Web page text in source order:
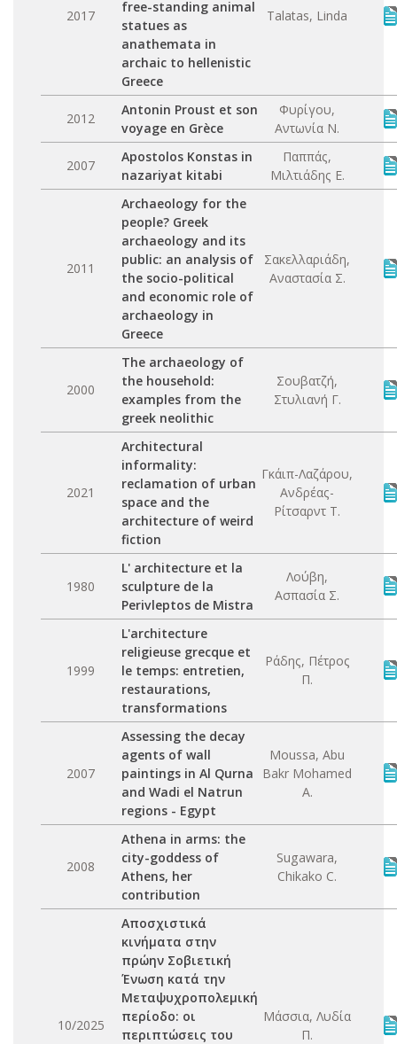
2017
free-standing animal
statues as
anathemata in
archaic to hellenistic
Greece
Talatas, Linda
2012
Antonin Proust et son
voyage en Grèce
Φυρίγου,
Αντωνία Ν.
2007
Apostolos Konstas in
nazariyat kitabi
Παππάς,
Μιλτιάδης Ε.
2011
Archaeology for the
people? Greek
archaeology and its
public: an analysis of
the socio-political
and economic role of
archaeology in
Greece
Σακελλαριάδη,
Αναστασία Σ.
2000
The archaeology of
the household:
examples from the
greek neolithic
Σουβατζή,
Στυλιανή Γ.
2021
Architectural
informality:
reclamation of urban
space and the
architecture of weird
fiction
Γκάιπ-Λαζάρου,
Ανδρέας-
Ρίτσαρντ Τ.
1980
L' architecture et la
sculpture de la
Perivleptos de Mistra
Λούβη,
Ασπασία Σ.
1999
L'architecture
religieuse grecque et
le temps: entretien,
restaurations,
transformations
Ράδης, Πέτρος
Π.
2007
Assessing the decay
agents of wall
paintings in Al Qurna
and Wadi el Natrun
regions - Egypt
Moussa, Abu
Bakr Mohamed
A.
2008
Athena in arms: the
city-goddess of
Athens, her
contribution
Sugawara,
Chikako C.
10/2025
Aποσχιστικά
κινήματα στην
πρώην Σοβιετική
Ένωση κατά την
Μεταψυχροπολεμική
περίοδο: οι
περιπτώσεις του
Μάσσια, Λυδία
Π.